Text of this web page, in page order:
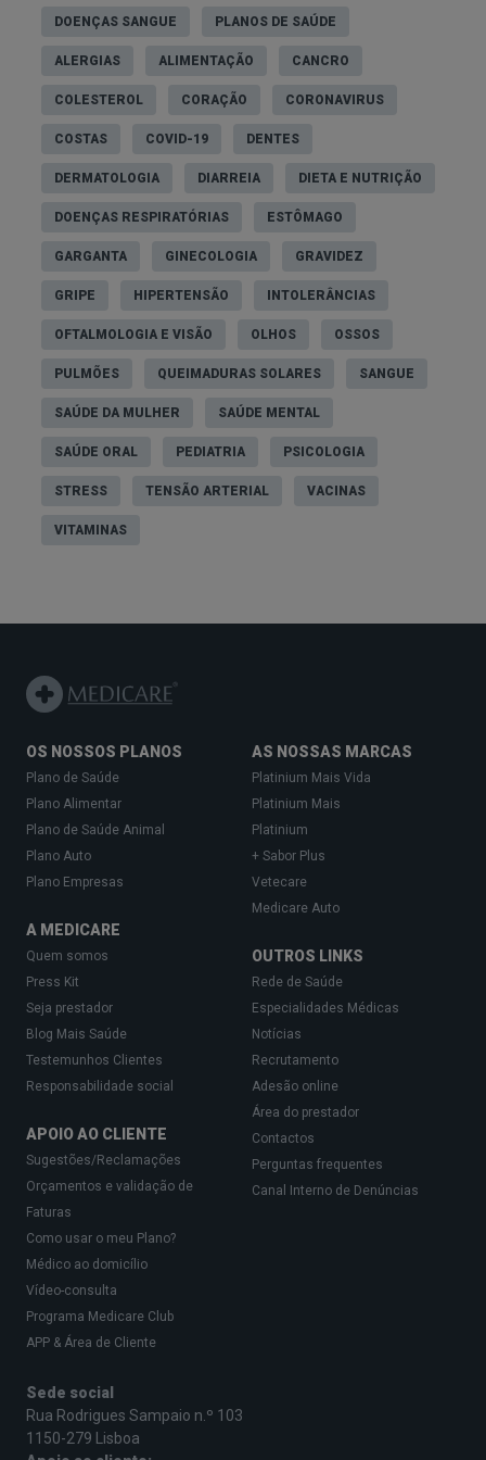
Passar o menos tempo possível em espaços
probabilidade de exposição a germes;
Tomar vários banhos por dia;
Usar desinfetante para as mãos sempre que toca
Físicos
Os sintomas físicos da germafobia são
semelhantes aos de outros transtornos de
ansiedade e podem ocorrer durante pensamentos
Suar excessivamente ou sentir calafrios;
Falta de ar;
Tremores;
Inquietação;
Dores de cabeça;
Dificuldade em relaxar;
Confusão mental;
Crises frequentes de choro;
Irritabilidade.
Crianças com medo de germes também podem
apresentar estes sintomas. Dependendo da idade,
podem apresentar sinais adicionais como:
Birras, choro ou gritos
Agarrar-se ou recusar-se a deixar os pais;
Dificuldade em dormir;
Como a germofobia afeta a qualidade
de vida?
Pessoas com esta fobia evitam ações e locais
DOENÇAS SANGUE PLANOS DE SAÚDE
ALERGIAS ALIMENTAÇÃO CANCRO
COLESTEROL CORAÇÃO CORONAVIRUS
COSTAS COVID-19 DENTES
DERMATOLOGIA DIARREIA DIETA E NUTRIÇÃO
DOENÇAS RESPIRATÓRIAS ESTÔMAGO
GARGANTA GINECOLOGIA GRAVIDEZ
GRIPE HIPERTENSÃO INTOLERÂNCIAS
OFTALMOLOGIA E VISÃO OLHOS OSSOS
PULMÕES QUEIMADURAS SOLARES SANGUE
SAÚDE DA MULHER SAÚDE MENTAL
SAÚDE ORAL PEDIATRIA PSICOLOGIA
STRESS TENSÃO ARTERIAL VACINAS
VITAMINAS
OS NOSSOS PLANOS
Plano de Saúde
Plano Alimentar
Plano de Saúde Animal
Plano Auto
Plano Empresas
A MEDICARE
Quem somos
Press Kit
Seja prestador
Blog Mais Saúde
Testemunhos Clientes
Responsabilidade social
APOIO AO CLIENTE
Sugestões/Reclamações
Orçamentos e validação de
Faturas
Como usar o meu Plano?
Médico ao domicílio
Vídeo-consulta
Programa Medicare Club
APP & Área de Cliente
AS NOSSAS MARCAS
Platinium Mais Vida
Platinium Mais
Platinium
+ Sabor Plus
Vetecare
Medicare Auto
OUTROS LINKS
Rede de Saúde
Especialidades Médicas
Notícias
Recrutamento
Adesão online
Área do prestador
Contactos
Perguntas frequentes
Canal Interno de Denúncias
Sede social
Rua Rodrigues Sampaio n.º 103
1150-279 Lisboa